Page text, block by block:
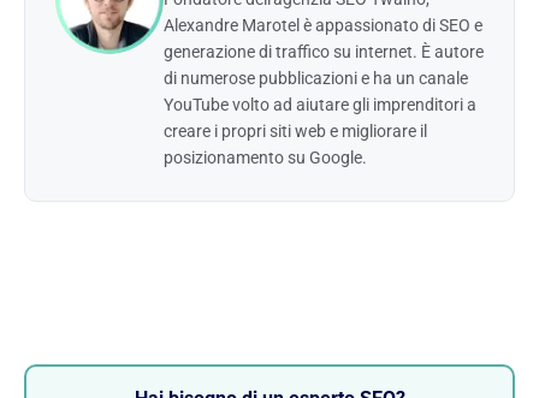
Alexandre Marotel è appassionato di SEO e
generazione di traffico su internet. È autore
di numerose pubblicazioni e ha un canale
YouTube volto ad aiutare gli imprenditori a
creare i propri siti web e migliorare il
posizionamento su Google.